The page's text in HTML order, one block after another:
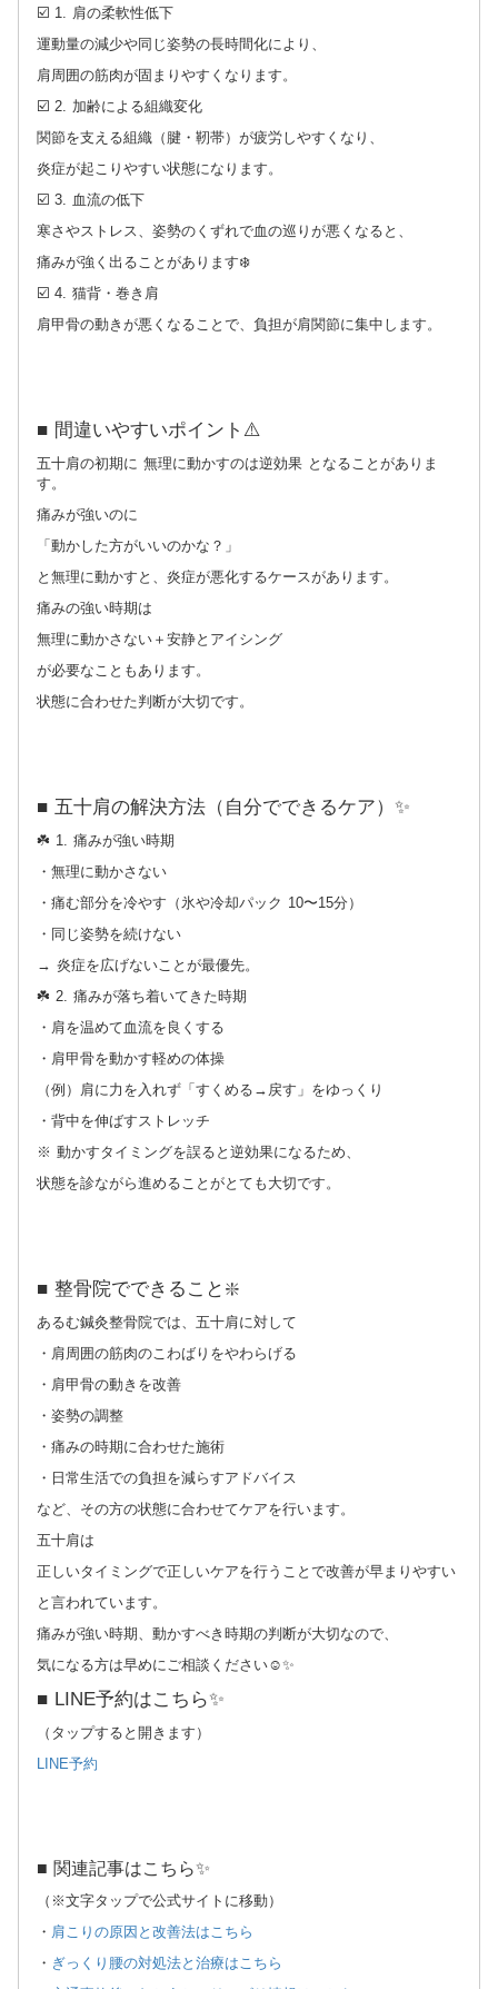
☑️ 1. 肩の柔軟性低下
運動量の減少や同じ姿勢の長時間化により、
肩周囲の筋肉が固まりやすくなります。
☑️ 2. 加齢による組織変化
関節を支える組織（腱・靭帯）が疲労しやすくなり、
炎症が起こりやすい状態になります。
☑️ 3. 血流の低下
寒さやストレス、姿勢のくずれで血の巡りが悪くなると、
痛みが強く出ることがあります❄️
☑️ 4. 猫背・巻き肩
肩甲骨の動きが悪くなることで、負担が肩関節に集中します。
■ 間違いやすいポイント⚠️
五十肩の初期に 無理に動かすのは逆効果 となることがありま
す。
痛みが強いのに
「動かした方がいいのかな？」
と無理に動かすと、炎症が悪化するケースがあります。
痛みの強い時期は
無理に動かさない＋安静とアイシング
が必要なこともあります。
状態に合わせた判断が大切です。
■ 五十肩の解決方法（自分でできるケア）✨
☘️ 1. 痛みが強い時期
・無理に動かさない
・痛む部分を冷やす（氷や冷却パック 10〜15分）
・同じ姿勢を続けない
→ 炎症を広げないことが最優先。
☘️ 2. 痛みが落ち着いてきた時期
・肩を温めて血流を良くする
・肩甲骨を動かす軽めの体操
（例）肩に力を入れず「すくめる→戻す」をゆっくり
・背中を伸ばすストレッチ
※ 動かすタイミングを誤ると逆効果になるため、
状態を診ながら進めることがとても大切です。
■ 整骨院でできること❇️
あるむ鍼灸整骨院では、五十肩に対して
・肩周囲の筋肉のこわばりをやわらげる
・肩甲骨の動きを改善
・姿勢の調整
・痛みの時期に合わせた施術
・日常生活での負担を減らすアドバイス
など、その方の状態に合わせてケアを行います。
五十肩は
正しいタイミングで正しいケアを行うことで改善が早まりやすい
と言われています。
痛みが強い時期、動かすべき時期の判断が大切なので、
気になる方は早めにご相談ください☺️✨
■ LINE予約はこちら✨
（タップすると開きます）
LINE予約
■ 関連記事はこちら✨
（※文字タップで公式サイトに移動）
・ 肩こりの原因と改善法はこちら
・ ぎっくり腰の対処法と治療はこちら